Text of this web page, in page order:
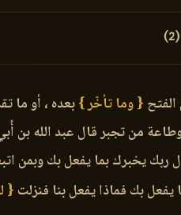
{ وما تأخّر }بعده ، أو ما
من تجبر قال عبد الله بن
ربك يخبرك بما يفعل بك وبمن
بك فماذا يفعل بنا فنزلت{